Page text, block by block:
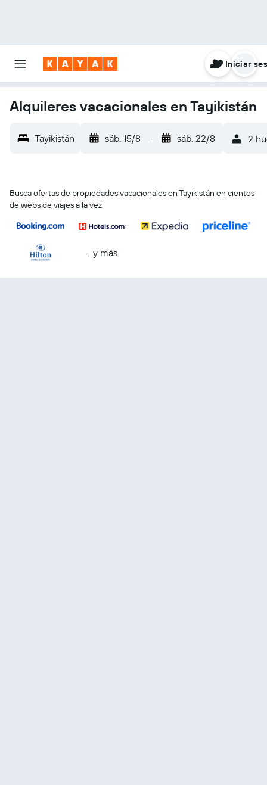
Iniciar
Alquileres vacacionales en Tayikistán
Tayikistán sáb. 15/8 - sáb. 22/8 2
Busca ofertas de propiedades vacacionales en Tayikistán en cientos
de webs de viajes a la vez
...y más